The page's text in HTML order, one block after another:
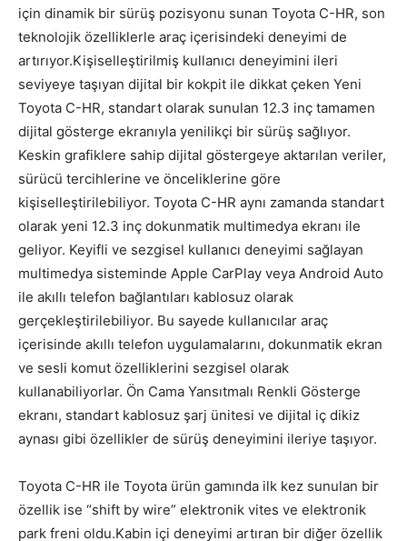
için dinamik bir sürüş pozisyonu sunan Toyota C-HR, son
teknolojik özelliklerle araç içerisindeki deneyimi de
artırıyor.Kişiselleştirilmiş kullanıcı deneyimini ileri
seviyeye taşıyan dijital bir kokpit ile dikkat çeken Yeni
Toyota C-HR, standart olarak sunulan 12.3 inç tamamen
dijital gösterge ekranıyla yenilikçi bir sürüş sağlıyor.
Keskin grafiklere sahip dijital göstergeye aktarılan veriler,
sürücü tercihlerine ve önceliklerine göre
kişiselleştirilebiliyor. Toyota C-HR aynı zamanda standart
olarak yeni 12.3 inç dokunmatik multimedya ekranı ile
geliyor. Keyifli ve sezgisel kullanıcı deneyimi sağlayan
multimedya sisteminde Apple CarPlay veya Android Auto
ile akıllı telefon bağlantıları kablosuz olarak
gerçekleştirilebiliyor. Bu sayede kullanıcılar araç
içerisinde akıllı telefon uygulamalarını, dokunmatik ekran
ve sesli komut özelliklerini sezgisel olarak
kullanabiliyorlar. Ön Cama Yansıtmalı Renkli Gösterge
ekranı, standart kablosuz şarj ünitesi ve dijital iç dikiz
aynası gibi özellikler de sürüş deneyimini ileriye taşıyor.
Toyota C-HR ile Toyota ürün gamında ilk kez sunulan bir
özellik ise “shift by wire” elektronik vites ve elektronik
park freni oldu.Kabin içi deneyimi artıran bir diğer özellik